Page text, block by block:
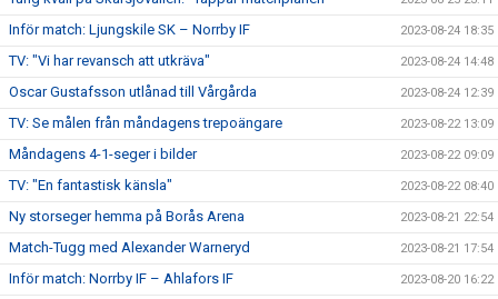
Inför match: Ljungskile SK – Norrby IF 2023-08-24 18:35
TV: "Vi har revansch att utkräva" 2023-08-24 14:48
Oscar Gustafsson utlånad till Vårgårda 2023-08-24 12:39
TV: Se målen från måndagens trepoängare 2023-08-22 13:09
Måndagens 4-1-seger i bilder 2023-08-22 09:09
TV: "En fantastisk känsla" 2023-08-22 08:40
Ny storseger hemma på Borås Arena 2023-08-21 22:54
Match-Tugg med Alexander Warneryd 2023-08-21 17:54
Inför match: Norrby IF – Ahlafors IF 2023-08-20 16:22